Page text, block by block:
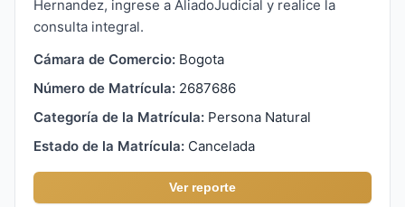
Hernandez, ingrese a AliadoJudicial y realice la
consulta integral.
Cámara de Comercio: Bogota
Número de Matrícula: 2687686
Categoría de la Matrícula: Persona Natural
Estado de la Matrícula: Cancelada
Ver reporte